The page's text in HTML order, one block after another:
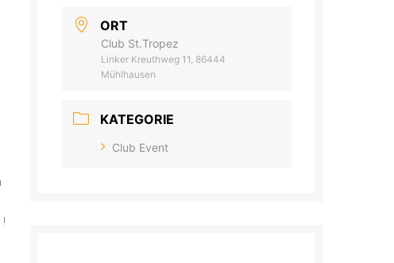
ORT
Club St.Tropez
Linker Kreuthweg 11, 86444
Mühlhausen
KATEGORIE
Club Event